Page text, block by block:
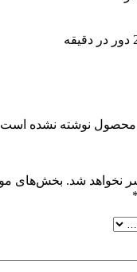
محصول نوشته نشده
نخواهد شد. بخش‌های
*